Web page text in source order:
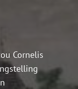
Cornelis